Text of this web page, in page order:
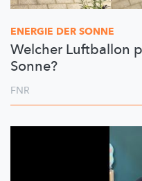
ENERGIE DER SONNE
Welcher Luftballon
Sonne?
FNR